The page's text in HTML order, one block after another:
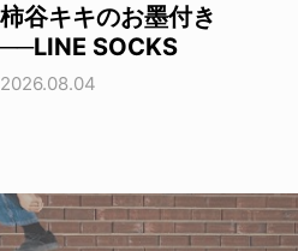
柿谷キキのお墨付き
──LINE SOCKS
2026.08.04